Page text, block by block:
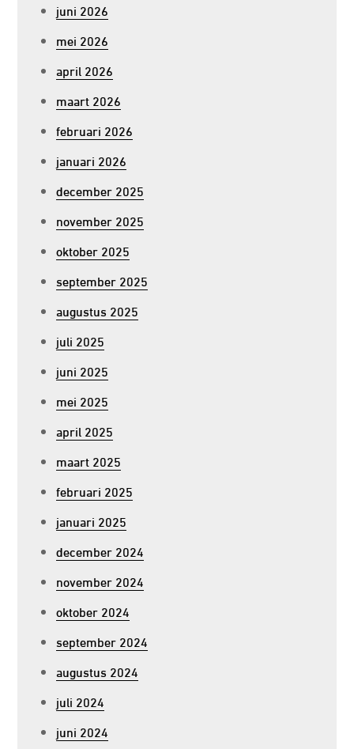
juni 2026
mei 2026
april 2026
maart 2026
februari 2026
januari 2026
december 2025
november 2025
oktober 2025
september 2025
augustus 2025
juli 2025
juni 2025
mei 2025
april 2025
maart 2025
februari 2025
januari 2025
december 2024
november 2024
oktober 2024
september 2024
augustus 2024
juli 2024
juni 2024